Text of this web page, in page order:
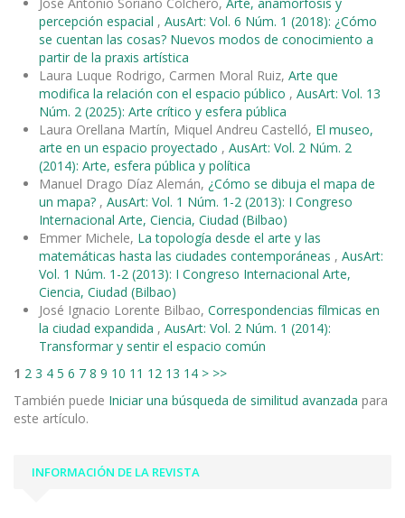
percepción espacial , AusArt: Vol. 6 Núm. 1 (2018): ¿Cómo
se cuentan las cosas? Nuevos modos de conocimiento a
partir de la praxis artística
Laura Luque Rodrigo, Carmen Moral Ruiz, Arte que
modifica la relación con el espacio público , AusArt: Vol. 13
Núm. 2 (2025): Arte crítico y esfera pública
Laura Orellana Martín, Miquel Andreu Castelló, El museo,
arte en un espacio proyectado , AusArt: Vol. 2 Núm. 2
(2014): Arte, esfera pública y política
Manuel Drago Díaz Alemán, ¿Cómo se dibuja el mapa de
un mapa? , AusArt: Vol. 1 Núm. 1-2 (2013): I Congreso
Internacional Arte, Ciencia, Ciudad (Bilbao)
Emmer Michele, La topología desde el arte y las
matemáticas hasta las ciudades contemporáneas , AusArt:
Vol. 1 Núm. 1-2 (2013): I Congreso Internacional Arte,
Ciencia, Ciudad (Bilbao)
José Ignacio Lorente Bilbao, Correspondencias fílmicas en
la ciudad expandida , AusArt: Vol. 2 Núm. 1 (2014):
Transformar y sentir el espacio común
1 2 3 4 5 6 7 8 9 10 11 12 13 14 > >>
También puede Iniciar una búsqueda de similitud avanzada para
este artículo.
INFORMACIÓN DE LA REVISTA